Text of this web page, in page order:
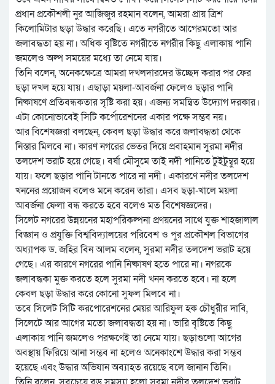
প্রধান প্রকৌশলী নুর আজিজুর রহমান বলেন, আমরা প্রায় ত্রিশ
কিলোমিটার ছড়া উদ্ধার করেছি। এতে নগরীতে আগেরমতো আর
জলাবদ্ধতা হয় না। অধিক বৃষ্টিতে নগরীতে নগরীর কিছু এলাকায় পানি
জমলেও অল্প সময়ের মধ্যে তা নেমে যায়।
তিনি বলেন, অনেকক্ষেত্রে আমরা দখলদারদের উচ্ছেদ করার পর ফের
ছড়া দখল হয়ে যায়। এছাড়া ময়লা-আবর্জনা ফেলেও ছড়ার পানি
নিষ্কাষণে প্রতিবন্ধকতার সৃষ্টি করা হয়। এজন্য সমন্বিত উদ্যোগ দরকার।
এটা কোনোভাবেই সিটি কর্পোরেশনের একার পক্ষে সম্ভব নয়।
আর বিশেষজ্ঞরা বলছেন, কেবল ছড়া উদ্ধার করে জলাবদ্ধতা থেকে
নিস্তার মিলবে না। কারণ নগরের ভেতর দিয়ে প্রবাহমান সুরমা নদীর
তলদেশ ভরাট হয়ে গেছে। বর্ষা মৌসুমে তাই নদী পানিতে টুইটুম্বুর হয়ে
যায়। ফলে ছড়ার পানি টানতে পারে না নদী। একারণে নদীর তলদেশ
খননের প্রয়োজন বলেও মনে করেন তারা। এসব ছড়া-খালে ময়লা
আবর্জনা ফেলা বন্ধ করতে হবে বলেও মত বিশেষজ্ঞদের।
সিলেট নগরের উন্নয়নের মহাপরিকল্পনা প্রণয়নের সাথে যুক্ত শাহজালাল
বিজ্ঞান ও প্রযুক্তি বিশ্ববিদ্যালয়ের পরিবেশ ও পুর প্রকৌশল বিভাগের
অধ্যাপক ড. জহির বিন আলম বলেন, সুরমা নদীর তলদেশ ভরাট হয়ে
গেছে। এর কারণে নগরের পানি নিষ্কাষণ হতে পারে না। নগরকে
জলাবদ্ধকা মুক্ত করতে হলে সুরমা নদী খনন করতে হবে। না হলে
কেবল ছড়া উদ্ধার করে কোনো সুফল মিলবে না।
তবে সিলেট সিটি করপোরেশনের মেয়র আরিফুল হক চৌধুরীর দাবি,
সিলেটে আর আগের মতো জলাবদ্ধতা হয় না। ভারি বৃষ্টিতে কিছু
এলাকায় পানি জমলেও পরক্ষণেই তা নেমে যায়। ছড়াগুলো আগের
অবস্থায় ফিরিয়ে আনা সম্ভব না হলেও অনেকাংশে উদ্ধার করা সম্ভব
হয়েছে এবং উদ্ধার অভিযান অব্যাহত রয়েছে বলে জানান তিনি।